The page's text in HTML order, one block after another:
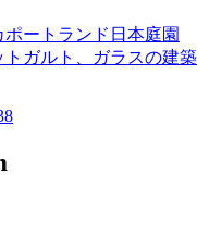
ポートランド日本庭園
トガルト、ガラスの建築